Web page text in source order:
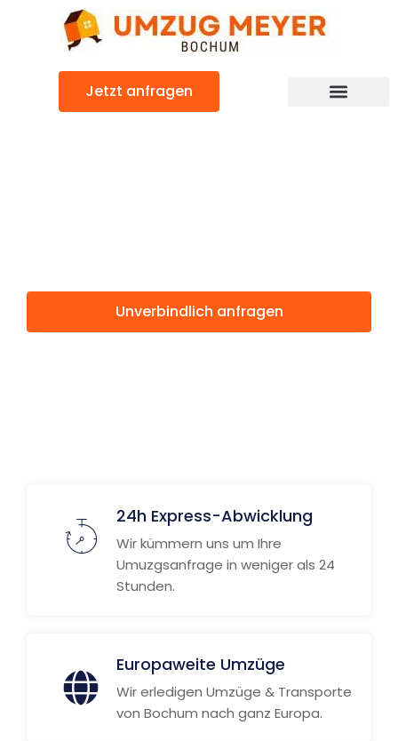
Jetzt anfragen
Unverbindlich anfragen
24h Express-Abwicklung
Wir kümmern uns um Ihre
Umuzgsanfrage in weniger als 24
Stunden.
Europaweite Umzüge
Wir erledigen Umzüge & Transporte
von Bochum nach ganz Europa.